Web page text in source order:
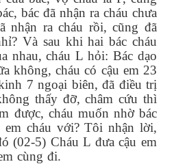
bác đã nhận ra cháu chưa
nhận ra cháu rồi, cũng đã
Và sau khi hai bác cháu
nhau, cháu L hỏi: Bác dạo
không, cháu có cậu em 23
7 ngoại biên, đã điều trị
thấy đỡ, châm cứu thì
được, cháu muốn nhờ bác
cháu với? Tôi nhận lời,
(02-5) Cháu L đưa cậu em
cùng đi.